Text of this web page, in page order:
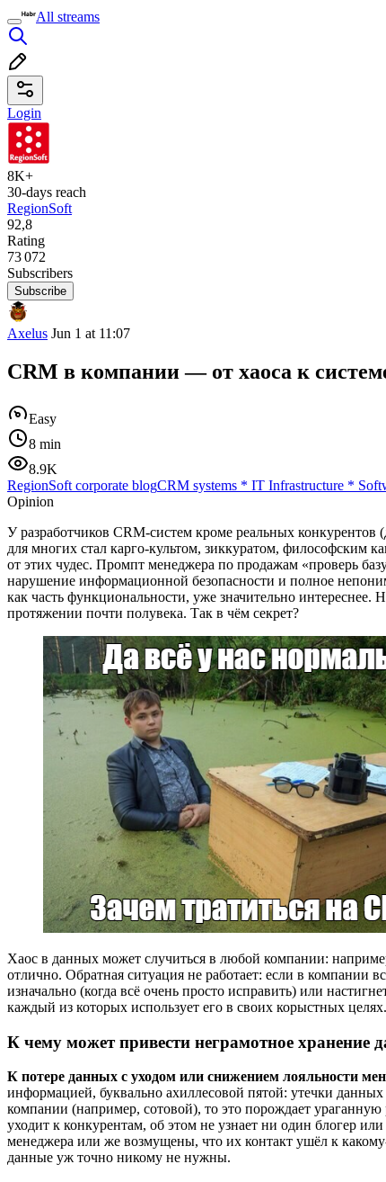
All streams
Login
8K+
30-days reach
RegionSoft
92,8
Rating
73 072
Subscribers
Subscribe
Axelus Jun 1 at 11:07
CRM в компании — от хаоса к
Easy
8 min
8.9K
RegionSoft corporate blogCRM systems * IT Infrastructure *
Opinion
У разработчиков CRM-систем кроме реальных конкурентов
для многих стал карго-культом, зиккуратом,
от этих чудес. Промпт менеджера по продажам «проверь
нарушение информационной безопасности и полное
как часть функциональности, уже значительно
протяжении почти полувека. Так в чём секрет?
Хаос в данных может случиться в любой компании:
отлично. Обратная ситуация не работает: если в компании
изначально (когда всё очень просто исправить) или
каждый из которых использует его в своих корыстных
К чему может привести неграмотное хранение
К потере данных с уходом или снижением лояльности
информацией, буквально ахиллесовой пятой: утечки
компании (например, сотовой), то это порождает
уходит к конкурентам, об этом не узнает ни один блогер
менеджера или же возмущены, что их контакт ушёл к
данные уж точно никому не нужны.